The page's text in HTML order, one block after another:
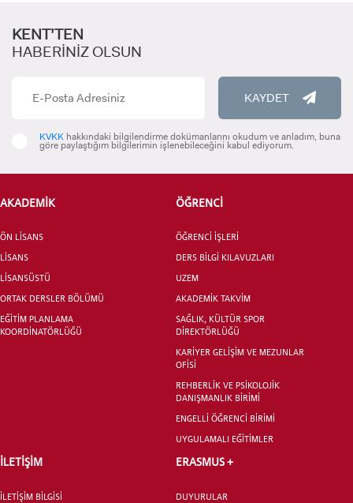
ADAY ÖĞRENCİ
LİSANSÜSTÜ EĞİTİM ENSTİTÜSÜ
KENT’TEN
HABERİNİZ OLSUN
KAYDET
KVKK hakkındaki bilgilendirme dokümanlarını okudum ve anladım, buna
göre paylaştığım bilgilerimin işlenebileceğini kabul ediyorum.
AKADEMİK
ÖN LİSANS
LİSANS
LİSANSÜSTÜ
ORTAK DERSLER BÖLÜMÜ
EĞİTİM PLANLAMA
KOORDİNATÖRLÜĞÜ
ÖĞRENCİ
ÖĞRENCİ İŞLERİ
DERS BİLGİ KILAVUZLARI
UZEM
AKADEMİK TAKVİM
SAĞLIK, KÜLTÜR SPOR
DİREKTÖRLÜĞÜ
KARİYER GELİŞİM VE MEZUNLAR
OFİSİ
REHBERLİK VE PSİKOLOJİK
DANIŞMANLIK BİRİMİ
ENGELLİ ÖĞRENCİ BİRİMİ
UYGULAMALI EĞİTİMLER
İLETİŞİM
İLETİŞİM BİLGİSİ
ERASMUS +
DUYURULAR